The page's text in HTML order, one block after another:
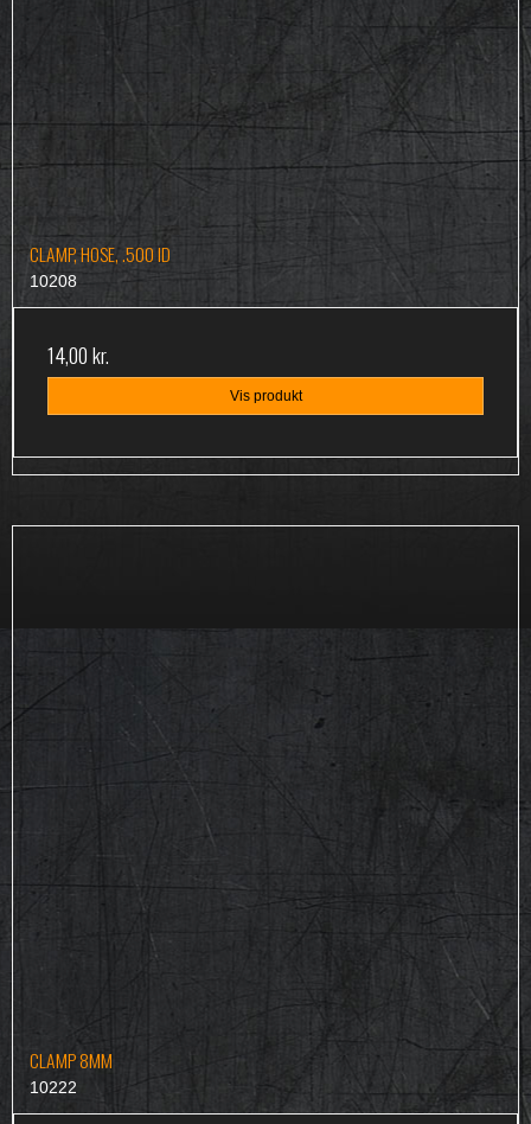
CLAMP, HOSE, .500 ID
10208
14,00 kr.
Vis produkt
CLAMP 8MM
10222